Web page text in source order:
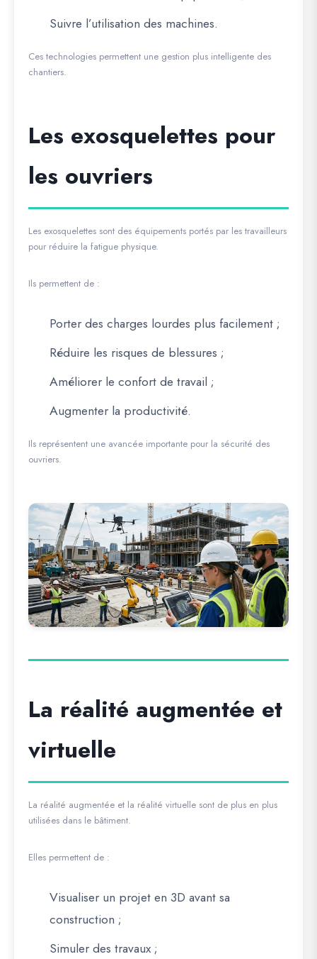
Suivre l’utilisation des machines.
Ces technologies permettent une gestion plus intelligente des
chantiers.
Les exosquelettes pour
les ouvriers
Les exosquelettes sont des équipements portés par les travailleurs
pour réduire la fatigue physique.
Ils permettent de :
Porter des charges lourdes plus facilement ;
Réduire les risques de blessures ;
Améliorer le confort de travail ;
Augmenter la productivité.
Ils représentent une avancée importante pour la sécurité des
ouvriers.
La réalité augmentée et
virtuelle
La réalité augmentée et la réalité virtuelle sont de plus en plus
utilisées dans le bâtiment.
Elles permettent de :
Visualiser un projet en 3D avant sa
construction ;
Simuler des travaux ;